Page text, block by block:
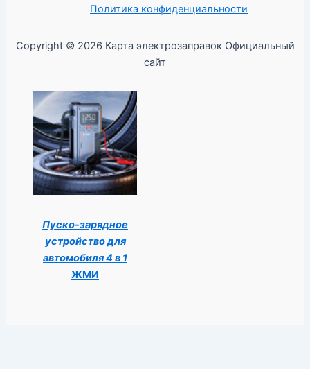
Политика конфиденциальности
Copyright © 2026 Карта электрозаправок Официальный
сайт
Пуско-зарядное
устройство для
автомобиля 4 в 1
ЖМИ